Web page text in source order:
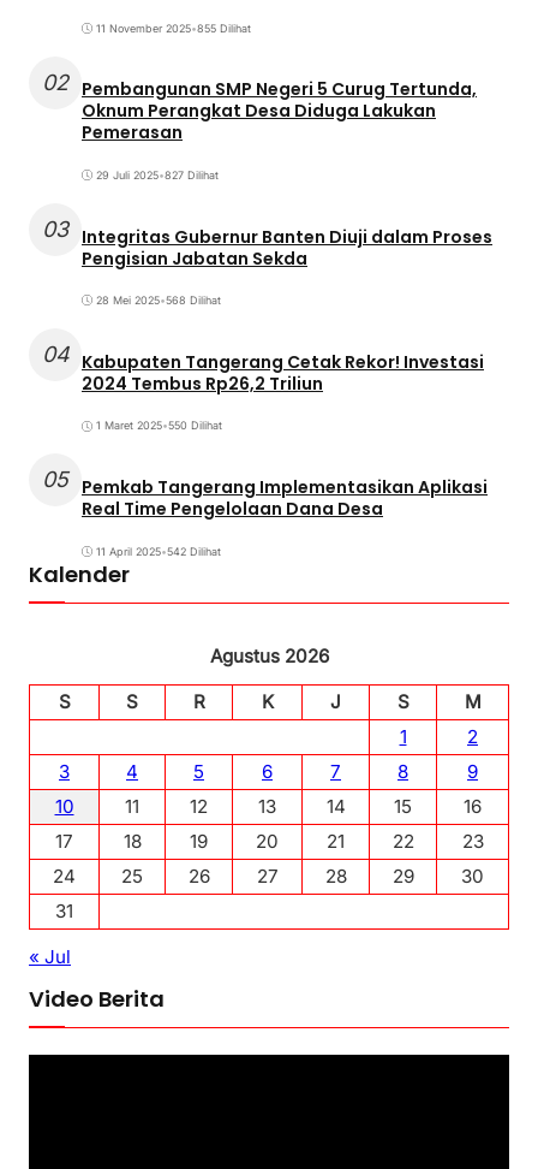
11 November 2025•855 Dilihat
02 Pembangunan SMP Negeri 5 Curug Tertunda,
Oknum Perangkat Desa Diduga Lakukan
Pemerasan
29 Juli 2025•827 Dilihat
03 Integritas Gubernur Banten Diuji dalam Proses
Pengisian Jabatan Sekda
28 Mei 2025•568 Dilihat
04 Kabupaten Tangerang Cetak Rekor! Investasi
2024 Tembus Rp26,2 Triliun
1 Maret 2025•550 Dilihat
05 Pemkab Tangerang Implementasikan Aplikasi
Real Time Pengelolaan Dana Desa
11 April 2025•542 Dilihat
Kalender
Agustus 2026
S
S R K J S
M
1
2
3
4 5 6 7 8
9
10
11 12 13 14 15
16
17
18 19 20 21 22
23
24
25 26 27 28 29
30
31
« Jul
Video Berita